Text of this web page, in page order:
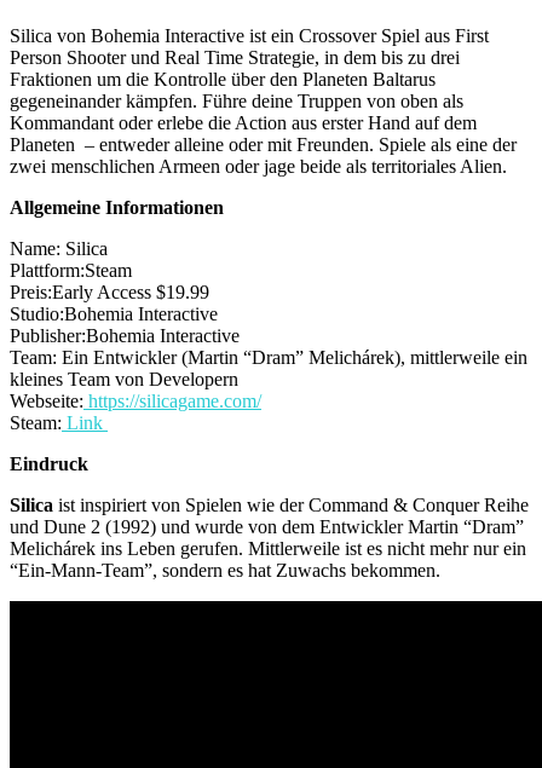
Silica von Bohemia Interactive ist ein Crossover Spiel aus First
Person Shooter und Real Time Strategie, in dem bis zu drei
Fraktionen um die Kontrolle über den Planeten Baltarus
gegeneinander kämpfen. Führe deine Truppen von oben als
Kommandant oder erlebe die Action aus erster Hand auf dem
Planeten – entweder alleine oder mit Freunden. Spiele als eine der
zwei menschlichen Armeen oder jage beide als territoriales Alien.
Allgemeine Informationen
Name: Silica
Plattform:Steam
Preis:Early Access $19.99
Studio:Bohemia Interactive
Publisher:Bohemia Interactive
Team: Ein Entwickler (Martin “Dram” Melichárek), mittlerweile ein
kleines Team von Developern
Webseite: https://silicagame.com/
Steam: Link
Eindruck
Silica ist inspiriert von Spielen wie der Command & Conquer Reihe
und Dune 2 (1992) und wurde von dem Entwickler Martin “Dram”
Melichárek ins Leben gerufen. Mittlerweile ist es nicht mehr nur ein
“Ein-Mann-Team”, sondern es hat Zuwachs bekommen.